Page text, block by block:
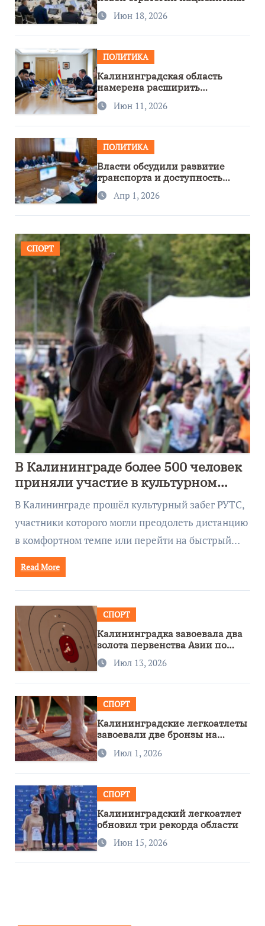
Июн 18, 2026
ПОЛИТИКА
Калининградская область
намерена расширить
сотрудничество с Узбекистаном
Июн 11, 2026
ПОЛИТИКА
Власти обсудили развитие
транспорта и доступность
региона
Апр 1, 2026
СПОРТ
В Калининграде более 500 человек
приняли участие в культурном
забеге
В Калининграде прошёл культурный забег РУТС,
участники которого могли преодолеть дистанцию
в комфортном темпе или перейти на быстрый…
Read More
СПОРТ
Калининградка завоевала два
золота первенства Азии по
метанию ножа
Июл 13, 2026
СПОРТ
Калининградские легкоатлеты
завоевали две бронзы на
первенстве России
Июл 1, 2026
СПОРТ
Калининградский легкоатлет
обновил три рекорда области
Июн 15, 2026